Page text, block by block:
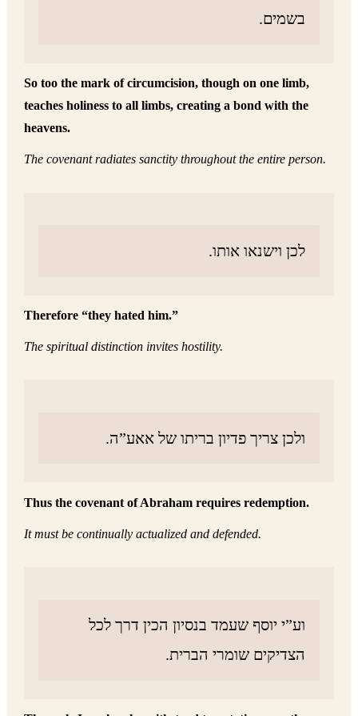
בשמים.
So too the mark of circumcision, though on one limb,
teaches holiness to all limbs, creating a bond with the
heavens.
The covenant radiates sanctity throughout the entire person.
לכן וישנאו אותו.
Therefore “they hated him.”
The spiritual distinction invites hostility.
ולכן צריך פדיון בריתו של אאע”ה.
Thus the covenant of Abraham requires redemption.
It must be continually actualized and defended.
וע”י יוסף שעמד בנסיון הכין דרך לכל
הצדיקים שומרי הברית.